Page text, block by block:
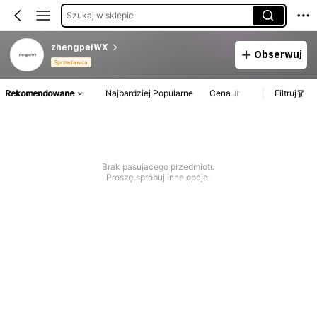
Szukaj w sklepie
zhengpaiWX
Sprzedawca
Obserwuj
Rekomendowane Najbardziej Popularne Cena Filtruj
Brak pasujacego przedmiotu
Proszę spróbuj inne opcje.